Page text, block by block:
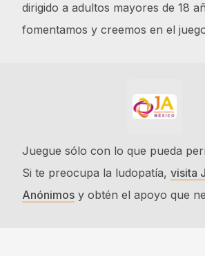
dirigido a adultos mayores de 18
fomentamos y creemos en el
Juegue sólo con lo que pueda
Si te preocupa la ludopatía, visita
Anónimos y obtén el apoyo que